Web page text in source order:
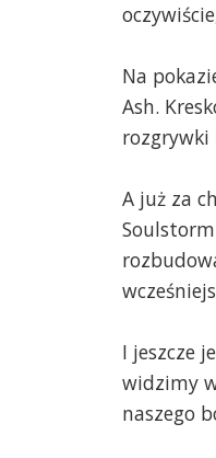
Na
Ash.
rozgrywki
A już za
I jeszcze
widzimy
naszego